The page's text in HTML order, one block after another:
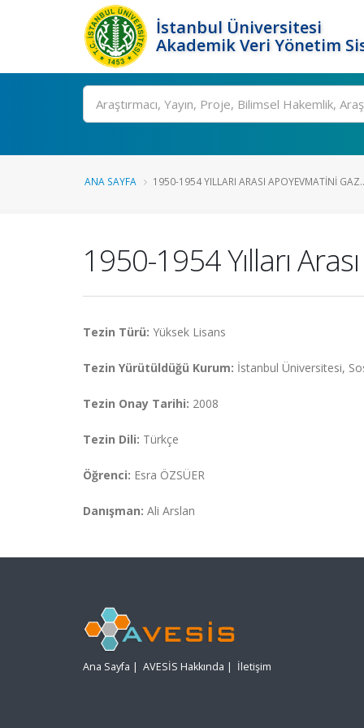
İstanbul Üniversitesi
Akademik Veri Yönetim
Ara
ANA SAYFA 1950-1954 YILLARI ARASI APOYEVMATINI
1950-1954 Yılları
Tezin Türü: Yüksek Lisans
Tezin Yürütüldüğü Kurum: İstanbul Üniversitesi,
Tezin Onay Tarihi: 2008
Tezin Dili: Türkçe
Öğrenci: Esra ÖZSÜER
Danışman: Ali Arslan
Ana Sayfa | AVESİS Hakkında | İletişim